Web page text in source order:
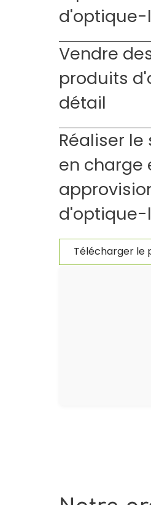
d'optique-
Vendre
produits
détail
Réaliser
en charge
d'optique-
Télécharger le